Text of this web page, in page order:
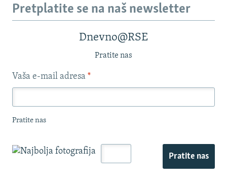
Pretplatite se na naš newsletter
Dnevno@RSE
Pratite nas
Vaša e-mail adresa *
Pratite nas
Pratite nas